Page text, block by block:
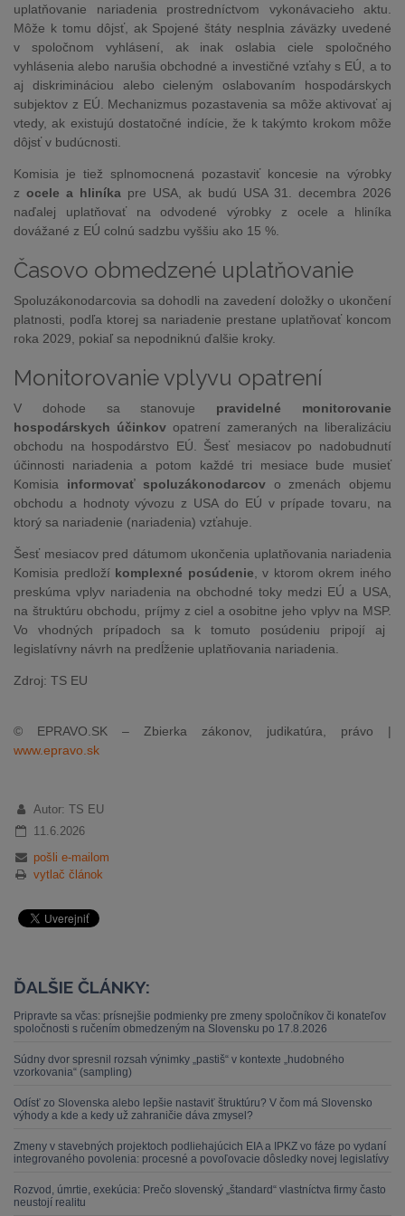
uplatňovanie nariadenia prostredníctvom vykonávacieho aktu.
Môže k tomu dôjsť, ak Spojené štáty nesplnia záväzky uvedené
v spoločnom vyhlásení, ak inak oslabia ciele spoločného
vyhlásenia alebo narušia obchodné a investičné vzťahy s EÚ, a to
aj diskrimináciou alebo cieleným oslabovaním hospodárskych
subjektov z EÚ. Mechanizmus pozastavenia sa môže aktivovať aj
vtedy, ak existujú dostatočné indície, že k takýmto krokom môže
dôjsť v budúcnosti.
Komisia je tiež splnomocnená pozastaviť koncesie na výrobky
z ocele a hliníka pre USA, ak budú USA 31. decembra 2026
naďalej uplatňovať na odvodené výrobky z ocele a hliníka
dovážané z EÚ colnú sadzbu vyššiu ako 15 %.
Časovo obmedzené uplatňovanie
Spoluzákonodarcovia sa dohodli na zavedení doložky o ukončení
platnosti, podľa ktorej sa nariadenie prestane uplatňovať koncom
roka 2029, pokiaľ sa nepodniknú ďalšie kroky.
Monitorovanie vplyvu opatrení
V dohode sa stanovuje pravidelné monitorovanie
hospodárskych účinkov opatrení zameraných na liberalizáciu
obchodu na hospodárstvo EÚ. Šesť mesiacov po nadobudnutí
účinnosti nariadenia a potom každé tri mesiace bude musieť
Komisia informovať spoluzákonodarcov o zmenách objemu
obchodu a hodnoty vývozu z USA do EÚ v prípade tovaru, na
ktorý sa nariadenie (nariadenia) vzťahuje.
Šesť mesiacov pred dátumom ukončenia uplatňovania nariadenia
Komisia predloží komplexné posúdenie , v ktorom okrem iného
preskúma vplyv nariadenia na obchodné toky medzi EÚ a USA,
na štruktúru obchodu, príjmy z ciel a osobitne jeho vplyv na MSP.
Vo vhodných prípadoch sa k tomuto posúdeniu pripojí aj
legislatívny návrh na predĺženie uplatňovania nariadenia.
Zdroj: TS EU
© EPRAVO.SK – Zbierka zákonov, judikatúra, právo |
www.epravo.sk
Autor: TS EU
11.6.2026
pošli e-mailom
vytlač článok
ĎALŠIE ČLÁNKY:
Pripravte sa včas: prísnejšie podmienky pre zmeny spoločníkov či konateľov
spoločnosti s ručením obmedzeným na Slovensku po 17.8.2026
Súdny dvor spresnil rozsah výnimky „pastiš“ v kontexte „hudobného
vzorkovania“ (sampling)
Odísť zo Slovenska alebo lepšie nastaviť štruktúru? V čom má Slovensko
výhody a kde a kedy už zahraničie dáva zmysel?
Zmeny v stavebných projektoch podliehajúcich EIA a IPKZ vo fáze po vydaní
integrovaného povolenia: procesné a povoľovacie dôsledky novej legislatívy
Rozvod, úmrtie, exekúcia: Prečo slovenský „štandard“ vlastníctva firmy často
neustojí realitu